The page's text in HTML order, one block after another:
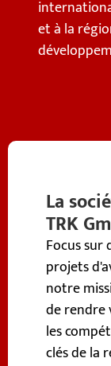
et à la
La
TRK
Focus sur
projets
notre
de rendre
les
clés de la